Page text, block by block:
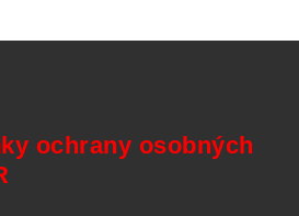
ochrany osobných